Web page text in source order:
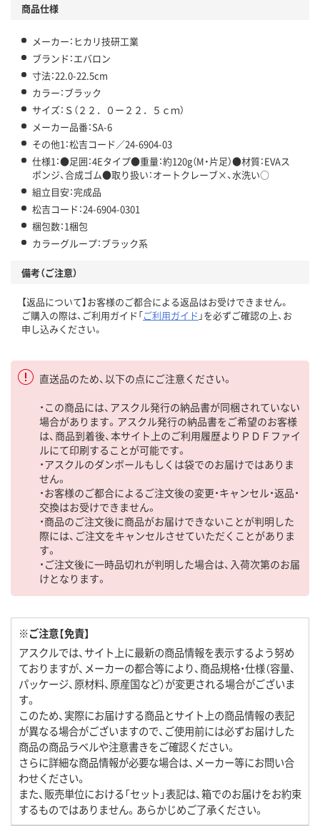
商品仕様
メーカー：ヒカリ技研工業
ブランド：エバロン
寸法：22.0-22.5cm
カラー：ブラック
サイズ：Ｓ（２２．０ー２２．５ｃｍ）
メーカー品番：SA-6
その他1：松吉コード／24-6904-03
仕様1：●足囲：4Eタイプ●重量：約120g（M・片足）●材質：EVAス
ポンジ、合成ゴム●取り扱い：オートクレーブ×、水洗い○
組立目安：完成品
松吉コード：24-6904-0301
梱包数：1梱包
カラーグループ：ブラック系
備考（ご注意）
【返品について】お客様のご都合による返品はお受けできません。
ご購入の際は、ご利用ガイド「ご利用ガイド 」を必ずご確認の上、お
申し込みください。
直送品のため、以下の点にご注意ください。
・この商品には、アスクル発行の納品書が同梱されていない
場合があります。アスクル発行の納品書をご希望のお客様
は、商品到着後、本サイト上のご利用履歴よりＰＤＦファイ
ルにて印刷することが可能です。
・アスクルのダンボールもしくは袋でのお届けではありま
せん。
・お客様のご都合によるご注文後の変更・キャンセル・返品・
交換はお受けできません。
・商品のご注文後に商品がお届けできないことが判明した
際には、ご注文をキャンセルさせていただくことがありま
す。
・ご注文後に一時品切れが判明した場合は、入荷次第のお届
けとなります。
※ご注意【免責】
アスクルでは、サイト上に最新の商品情報を表示するよう努め
ておりますが、メーカーの都合等により、商品規格・仕様（容量、
パッケージ、原材料、原産国など）が変更される場合がございま
す。
このため、実際にお届けする商品とサイト上の商品情報の表記
が異なる場合がございますので、ご使用前には必ずお届けした
商品の商品ラベルや注意書きをご確認ください。
さらに詳細な商品情報が必要な場合は、メーカー等にお問い合
わせください。
また、販売単位における「セット」表記は、箱でのお届けをお約束
するものではありません。あらかじめご了承ください。